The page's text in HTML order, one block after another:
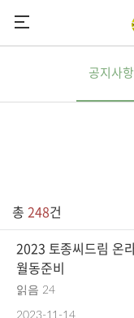
참여하기
후원안내
다음카페
공지사
총 248건
2023 토종씨드림 온
월동준비
읽음 24
2023-11-14